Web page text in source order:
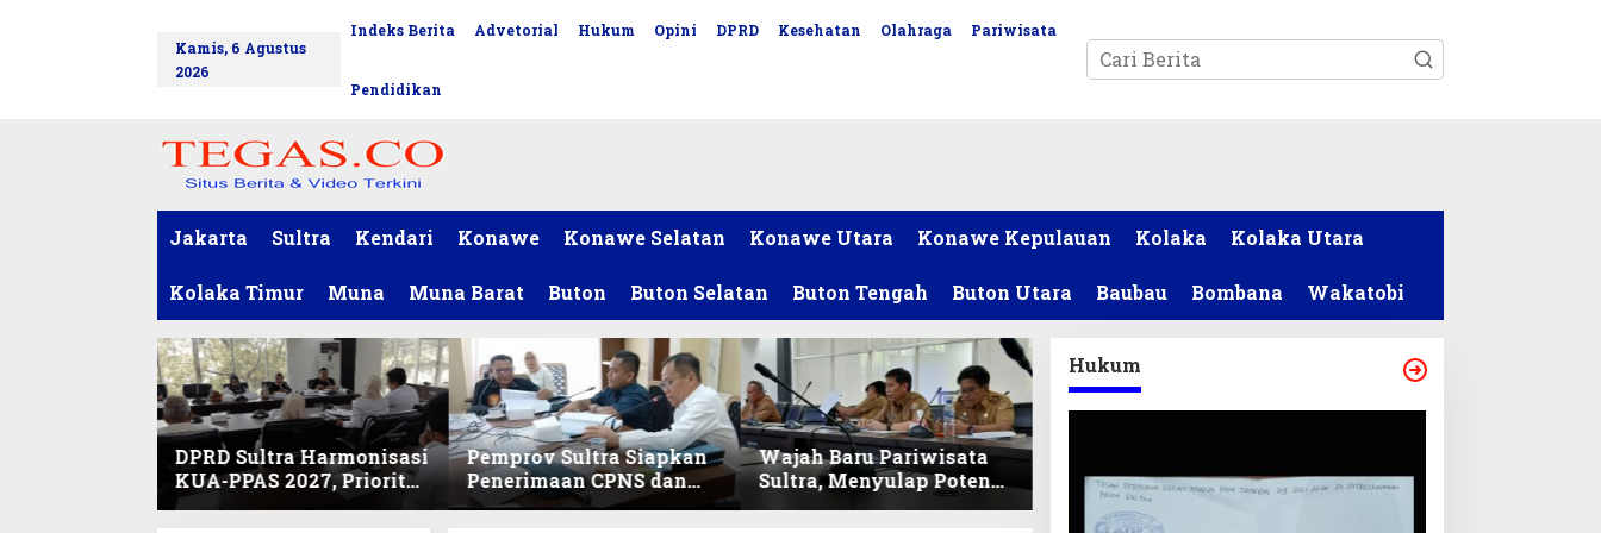
Kamis, 6 Agustus
2026
Indeks Berita Advetorial Hukum Opini DPRD Kesehatan Olahraga Pariwisata
Pendidikan
Jakarta Sultra Kendari Konawe Konawe Selatan Konawe Utara Konawe Kepulauan Kolaka Kolaka Utara
Kolaka Timur Muna Muna Barat Buton Buton Selatan Buton Tengah Buton Utara Baubau Bombana Wakatobi
DPRD Sultra Harmonisasi
KUA-PPAS 2027, Prioritas
Pendidikan, Kebudayaan,
Pemprov Sultra Siapkan
Penerimaan CPNS dan
PPPK 2027, DPRD Sultra
Wajah Baru Pariwisata
Sultra, Menyulap Potensi
Lokal Lewat Sentuhan
Hukum